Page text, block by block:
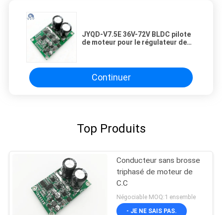
JYQD-V7.5E 36V-72V BLDC pilote
de moteur pour le régulateur de
Continuer
Top Produits
Conducteur sans brosse
triphasé de moteur de
C.C
Négociable MOQ:1 ensemble
- JE NE SAIS PAS.